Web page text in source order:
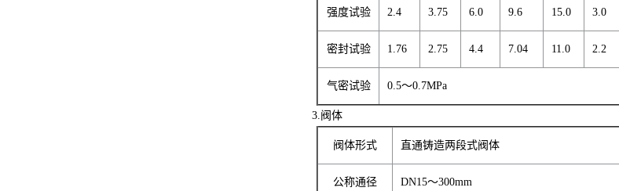
强度试验 2.4 3.75 6.0 9.6 15.0 3.0
密封试验 1.76 2.75 4.4 7.04 11.0 2.2
气密试验 0.5～0.7MPa
3.阀体
阀体形式 直通铸造两段式阀体
公称通径 DN15～300mm